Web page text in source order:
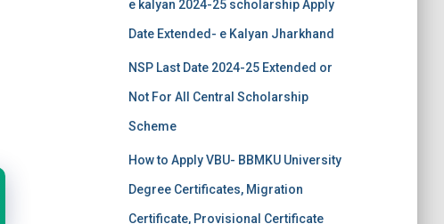
e kalyan 2024-25 scholarship Apply
Date Extended- e Kalyan Jharkhand
NSP Last Date 2024-25 Extended or
Not For All Central Scholarship
Scheme
How to Apply VBU- BBMKU University
Degree Certificates, Migration
Certificate, Provisional Certificate